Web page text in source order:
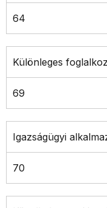
64
Különleges
69
Igazságügyi
70